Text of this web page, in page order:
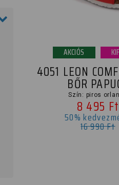
AKCIÓS
4051 LEON
BŐR
Szín: piros
8 495 Ft
50%
16 990 Ft